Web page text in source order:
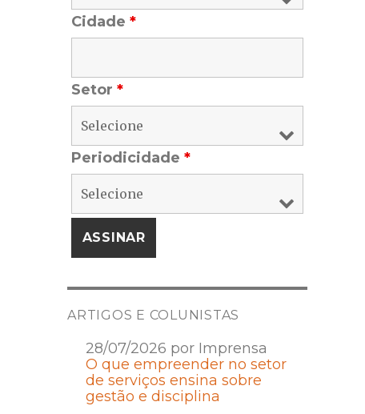
Cidade *
Setor *
Periodicidade *
ARTIGOS E COLUNISTAS
28/07/2026 por Imprensa
O que empreender no setor
de serviços ensina sobre
gestão e disciplina